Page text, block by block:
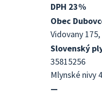
DPH 23%
Obec
Vidovany
Slovenský
35815256
Mlynské nivy
—